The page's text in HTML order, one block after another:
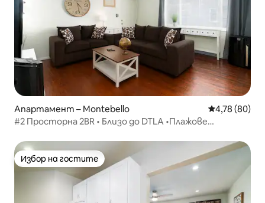
Апартамент – Montebello Средна
4,78 (80)
#2 Просторна 2BR • Близо до DTLA •Плажове
Избор на гостите
Избор на гостите